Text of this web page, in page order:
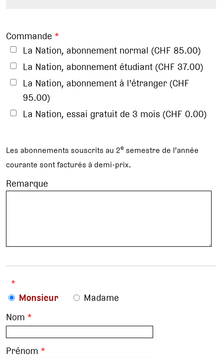
Commande *
La Nation, abonnement normal (CHF 85.00)
La Nation, abonnement étudiant (CHF 37.00)
La Nation, abonnement à l'étranger (CHF
95.00)
La Nation, essai gratuit de 3 mois (CHF 0.00)
Les abonnements souscrits au 2e semestre de l'année
courante sont facturés à demi-prix.
Remarque
*
Monsieur
Madame
Nom *
Prénom *